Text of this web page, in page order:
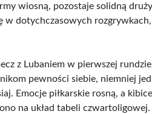
wiosną, pozostaje solidną
w dotychczasowych
z Lubaniem w pierwszej
pewności siebie, niemniej
Emocje piłkarskie rosną, a
na układ tabeli czwartoligowej.